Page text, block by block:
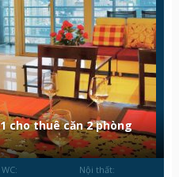
cho thuê căn 2 phòng
WC:
Nội thất: